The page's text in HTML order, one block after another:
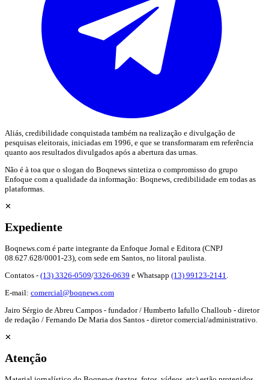
Aliás, credibilidade conquistada também na realização e divulgação de
pesquisas eleitorais, iniciadas em 1996, e que se transformaram em referência
quanto aos resultados divulgados após a abertura das urnas.
Não é à toa que o slogan do Boqnews sintetiza o compromisso do grupo
Enfoque com a qualidade da informação: Boqnews, credibilidade em todas as
plataformas.
✕
Expediente
Boqnews.com é parte integrante da Enfoque Jornal e Editora (CNPJ
08.627.628/0001-23), com sede em Santos, no litoral paulista.
Contatos - (13) 3326-0509/3326-0639 e Whatsapp (13) 99123-2141
E-mail: comercial@boqnews.com
Jairo Sérgio de Abreu Campos - fundador / Humberto Iafullo Challoub - diretor
de redação / Fernando De Maria dos Santos - diretor comercial/administrativo.
✕
Atenção